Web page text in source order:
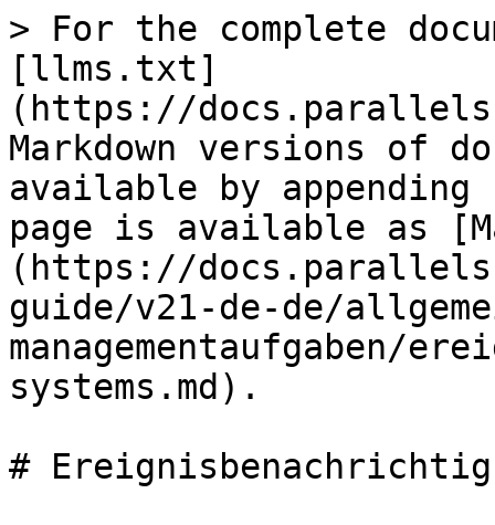
> For the complete
[llms.txt]
(https://
Markdown versions of
available by
page is available as
(https://
guide/v21-de-de/
managementaufgaben/
systems.md).
#